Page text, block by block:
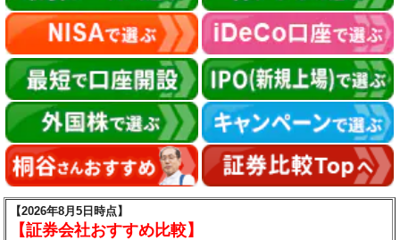
【2026年8月5日時点】
【証券会社おすすめ比較】